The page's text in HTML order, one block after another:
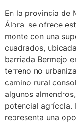
En la provincia de
Álora, se ofrece
monte con una
cuadrados,
barriada Bermejo
terreno no
camino rural
algunos
potencial agrícola.
representa una